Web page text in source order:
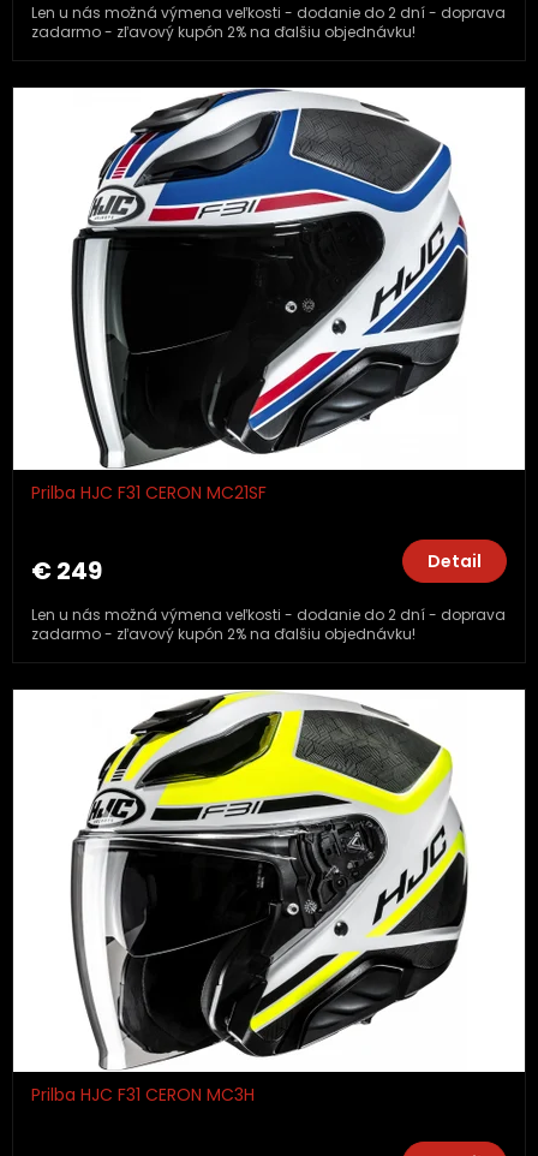
Len u nás možná výmena veľkosti - dodanie do 2 dní - doprava
zadarmo - zľavový kupón 2% na ďalšiu objednávku!
Prilba HJC F31 CERON MC21SF
€ 249 Detail
Len u nás možná výmena veľkosti - dodanie do 2 dní - doprava
zadarmo - zľavový kupón 2% na ďalšiu objednávku!
Prilba HJC F31 CERON MC3H